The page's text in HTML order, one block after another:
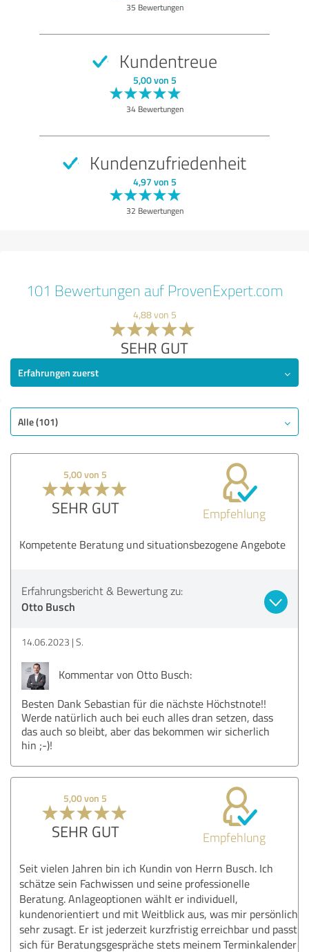
35 Bewertungen
Kundentreue
5,00 von 5
34 Bewertungen
Kundenzufriedenheit
4,97 von 5
32 Bewertungen
101 Bewertungen auf ProvenExpert.com
4,88 von 5
SEHR GUT
Erfahrungen zuerst
Alle (101)
5,00 von 5
SEHR GUT Empfehlung
Kompetente Beratung und situationsbezogene Angebote
Erfahrungsbericht & Bewertung zu:
Otto Busch
14.06.2023 S.
Kommentar von Otto Busch:
Besten Dank Sebastian für die nächste Höchstnote!!
Werde natürlich auch bei euch alles dran setzen, dass
das auch so bleibt, aber das bekommen wir sicherlich
hin ;-)!
5,00 von 5
SEHR GUT Empfehlung
Seit vielen Jahren bin ich Kundin von Herrn Busch. Ich
schätze sein Fachwissen und seine professionelle
Beratung. Anlageoptionen wählt er individuell,
kundenorientiert und mit Weitblick aus, was mir persönlich
sehr zusagt. Er ist jederzeit kurzfristig erreichbar und passt
sich für Beratungsgespräche stets meinem Terminkalender